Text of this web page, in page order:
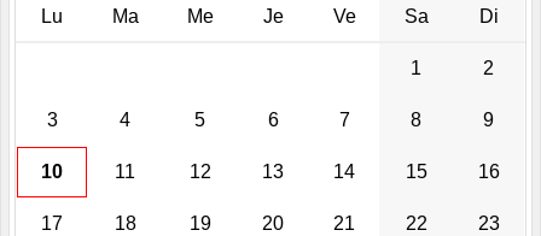
Lu Ma Me Je Ve Sa Di
1 2
3 4 5 6 7 8 9
10 11 12 13 14 15 16
17 18 19 20 21 22 23